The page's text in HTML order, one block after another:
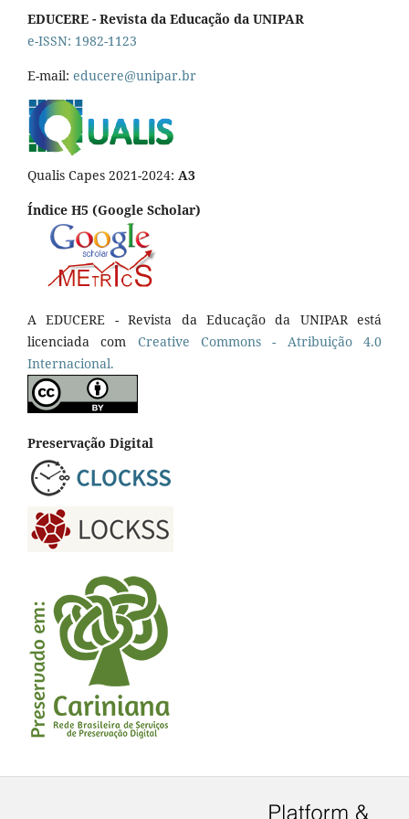
EDUCERE - Revista da Educação da UNIPAR
e-ISSN: 1982-1123
E-mail: educere@unipar.br
Qualis Capes 2021-2024: A3
Índice H5 (Google Scholar)
A EDUCERE - Revista da Educação da UNIPAR está
licenciada com Creative Commons - Atribuição 4.0
Internacional.
Preservação Digital